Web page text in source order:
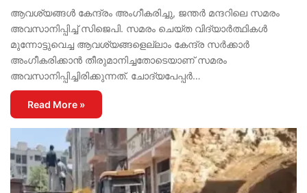
ആവശ്യങ്ങൾ കേന്ദ്രം അംഗീകരിച്ചു, ജന്തർ മന്ദറിലെ സമരം
അവസാനിപ്പിച്ച് സിജെപി. സമരം ചെയ്ത വിദ്യാർത്ഥികൾ
മുന്നോട്ടുവെച്ച ആവശ്യങ്ങളെല്ലാം കേന്ദ്ര സർക്കാർ
അംഗീകരിക്കാൻ തീരുമാനിച്ചതോടെയാണ് സമരം
അവസാനിപ്പിച്ചിരിക്കുന്നത്. ചോദ്യപേപ്പര്‍…
Read More »